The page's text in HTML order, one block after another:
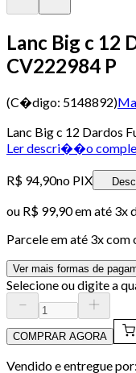
Lanc Big c 12
CV222984 P
(C�digo: 5148892)
Lanc Big c 12 Dardos
Ler descri��o
R$ 94,90no PIX
ou R$ 99,90em até 3x
Parcele em até 3x com
Ver mais formas de
Selecione ou digite a
COMPRAR AGORA
Vendido e entregue por: